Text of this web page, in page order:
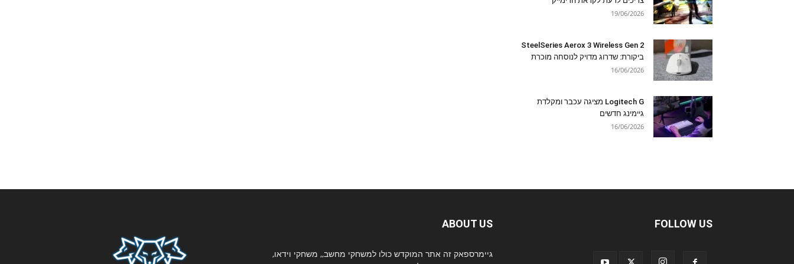
19/06/2026
SteelSeries Aerox 3 Wireless Gen 2
ביקורת: שדרוג מדויק לנוסחה מוכרת
16/06/2026
Logitech G מציגה עכבר ומקלדת
גיימינג חדשים
16/06/2026
ABOUT US
גיימרספאק זה אתר המוקדש כולו למשחקי מחשב,, משחקי וידאו,
FOLLOW US